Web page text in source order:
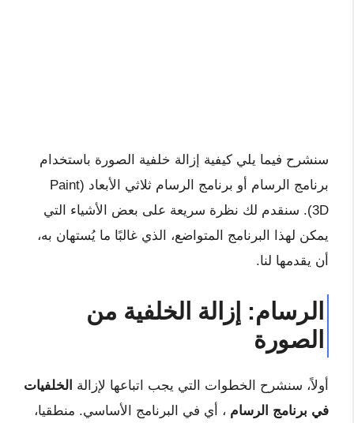
سنشرح فيما يلي كيفية إزالة خلفية الصورة باستخدام
برنامج الرسام أو برنامج الرسام ثلاثي الأبعاد (Paint
3D). سنقدم لك نظرة سريعة على بعض الأشياء التي
يمكن لهذا البرنامج المتواضع، الذي غالبًا ما يُستهان به،
أن يقدمها لنا.
الرسام: إزالة الخلفية من
الصورة
أولاً، سنشرح الخطوات التي يجب اتباعها لإزالة الخلفيات
في برنامج الرسام ، أي في البرنامج الأساسي. منطقيا،